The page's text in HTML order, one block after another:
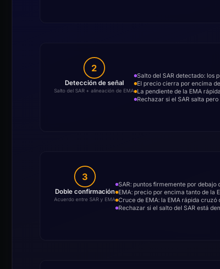
2
Detección de señal
Salto del SAR + alineación de EMA
Salto del SAR detectado: los
El precio cierra por encima
La pendiente de la EMA
Rechazar si el SAR salta
3
Doble confirmación
Acuerdo entre SAR y EMA
SAR: puntos firmemente por
EMA: precio por encima tanto de la
Cruce de EMA: la EMA rápida
Rechazar si el salto del SAR está